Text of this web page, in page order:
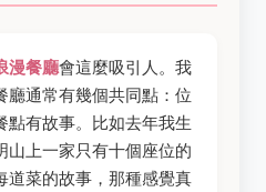
漫餐廳會這麼吸引人。我
廳通常有幾個共同點：位
點有故事。比如去年我生
山上一家只有十個座位的
道菜的故事，那種感覺真